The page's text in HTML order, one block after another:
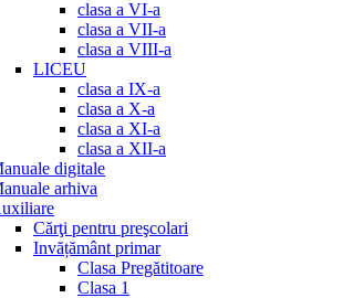
clasa a VI-a
clasa a VII-a
clasa a VIII-a
LICEU
clasa a IX-a
clasa a X-a
clasa a XI-a
clasa a XII-a
digitale
arhiva
Cărţi pentru preşcolari
Invățământ primar
Clasa Pregătitoare
Clasa 1